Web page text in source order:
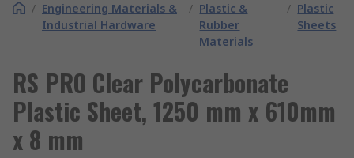
/ Engineering Materials &
Industrial Hardware
/ Plastic &
Rubber
Materials
/ Plastic
Sheets
RS PRO Clear Polycarbonate
Plastic Sheet, 1250 mm x 610mm
x 8 mm